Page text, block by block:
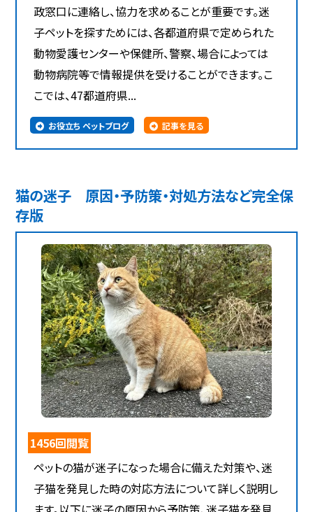
政窓口に連絡し、協力を求めることが重要です。迷
子ペットを探すためには、各都道府県で定められた
動物愛護センターや保健所、警察、場合によっては
動物病院等で情報提供を受けることができます。こ
こでは、47都道府県...
お役立ち ペットブログ 記事を見る
猫の迷子 原因・予防策・対処方法など完全保
存版
1456回閲覧
ペットの猫が迷子になった場合に備えた対策や、迷
子猫を発見した時の対応方法について詳しく説明し